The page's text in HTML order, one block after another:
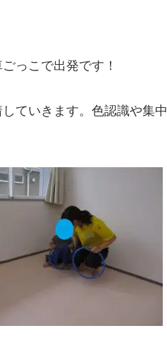
っこで出発です！
ていきます。色認識や集